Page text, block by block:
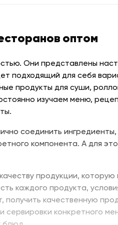
оптом
Они представлены
подходящий для себя
продукты для суши,
изучаем меню,
соединить
компонента. А для
продукции,
каждого продукта,
получить качественную
сервировки конкретного